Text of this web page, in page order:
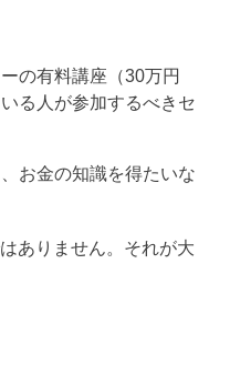
の有料講座（30万円
る人が参加するべきセ
お金の知識を得たいな
ありません。それが大